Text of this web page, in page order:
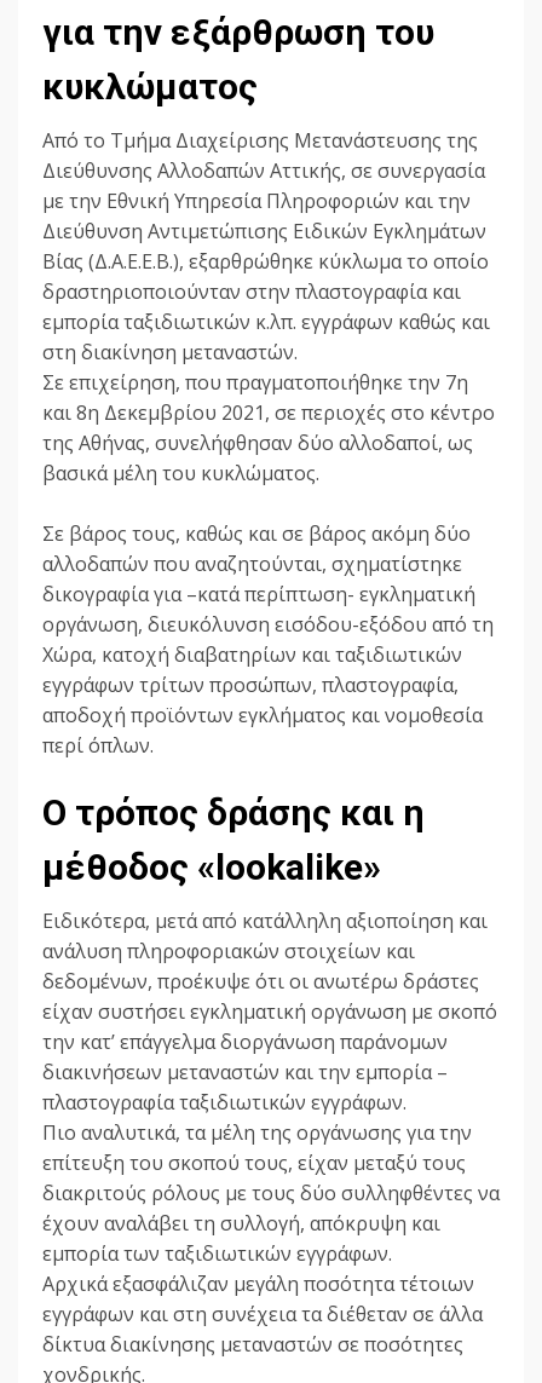
για την εξάρθρωση του
κυκλώματος
Από το Τμήμα Διαχείρισης Μετανάστευσης της
Διεύθυνσης Αλλοδαπών Αττικής, σε συνεργασία
με την Εθνική Υπηρεσία Πληροφοριών και την
Διεύθυνση Αντιμετώπισης Ειδικών Εγκλημάτων
Βίας (Δ.Α.Ε.Ε.Β.), εξαρθρώθηκε κύκλωμα το οποίο
δραστηριοποιούνταν στην πλαστογραφία και
εμπορία ταξιδιωτικών κ.λπ. εγγράφων καθώς και
στη διακίνηση μεταναστών.
Σε επιχείρηση, που πραγματοποιήθηκε την 7η
και 8η Δεκεμβρίου 2021, σε περιοχές στο κέντρο
της Αθήνας, συνελήφθησαν δύο αλλοδαποί, ως
βασικά μέλη του κυκλώματος.
Σε βάρος τους, καθώς και σε βάρος ακόμη δύο
αλλοδαπών που αναζητούνται, σχηματίστηκε
δικογραφία για –κατά περίπτωση- εγκληματική
οργάνωση, διευκόλυνση εισόδου-εξόδου από τη
Χώρα, κατοχή διαβατηρίων και ταξιδιωτικών
εγγράφων τρίτων προσώπων, πλαστογραφία,
αποδοχή προϊόντων εγκλήματος και νομοθεσία
περί όπλων.
Ο τρόπος δράσης και η
μέθοδος «lookalike»
Ειδικότερα, μετά από κατάλληλη αξιοποίηση και
ανάλυση πληροφοριακών στοιχείων και
δεδομένων, προέκυψε ότι οι ανωτέρω δράστες
είχαν συστήσει εγκληματική οργάνωση με σκοπό
την κατ’ επάγγελμα διοργάνωση παράνομων
διακινήσεων μεταναστών και την εμπορία –
πλαστογραφία ταξιδιωτικών εγγράφων.
Πιο αναλυτικά, τα μέλη της οργάνωσης για την
επίτευξη του σκοπού τους, είχαν μεταξύ τους
διακριτούς ρόλους με τους δύο συλληφθέντες να
έχουν αναλάβει τη συλλογή, απόκρυψη και
εμπορία των ταξιδιωτικών εγγράφων.
Αρχικά εξασφάλιζαν μεγάλη ποσότητα τέτοιων
εγγράφων και στη συνέχεια τα διέθεταν σε άλλα
δίκτυα διακίνησης μεταναστών σε ποσότητες
χονδρικής.